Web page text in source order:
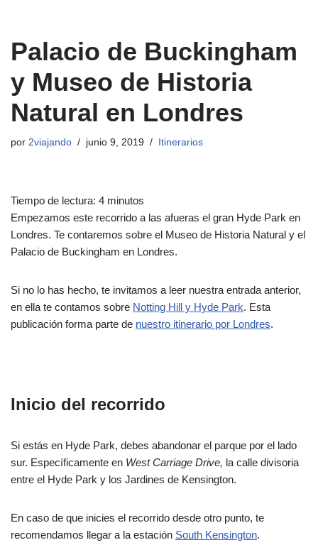
Palacio de Buckingham
y Museo de Historia
Natural en Londres
por 2viajando junio 9, 2019 Itinerarios
Tiempo de lectura: 4 minutos
Empezamos este recorrido a las afueras el gran Hyde Park en
Londres. Te contaremos sobre el Museo de Historia Natural y el
Palacio de Buckingham en Londres.
Si no lo has hecho, te invitamos a leer nuestra entrada anterior,
en ella te contamos sobre Notting Hill y Hyde Park. Esta
publicación forma parte de nuestro itinerario por Londres.
Inicio del recorrido
Si estás en Hyde Park, debes abandonar el parque por el lado
sur. Específicamente en West Carriage Drive, la calle divisoria
entre el Hyde Park y los Jardines de Kensington.
En caso de que inicies el recorrido desde otro punto, te
recomendamos llegar a la estación South Kensington.